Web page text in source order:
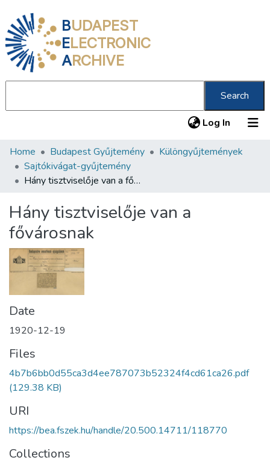
BUDAPEST
ELECTRONIC
ARCHIVE
Search
Log In (current)
Communities & Collections
All of DSpace
About us
Home Budapest Gyűjtemény
Különgyűjtemények
Sajtókivágat-gyűjtemény
Hány tisztviselője van a fővárosnak
Hány tisztviselője van a
fővárosnak
Date
1920-12-19
Files
4b7b6bb0d55ca3d4ee787073b52324f4cd61ca26.pdf
(129.38 KB)
URI
https://bea.fszek.hu/handle/20.500.14711/118770
Collections